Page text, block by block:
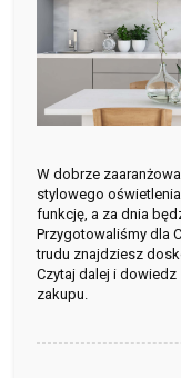
W dobrze
stylowego
funkcję, a za dnia
Przygotowaliśmy dla
trudu znajdziesz
Czytaj dalej i
zakupu.